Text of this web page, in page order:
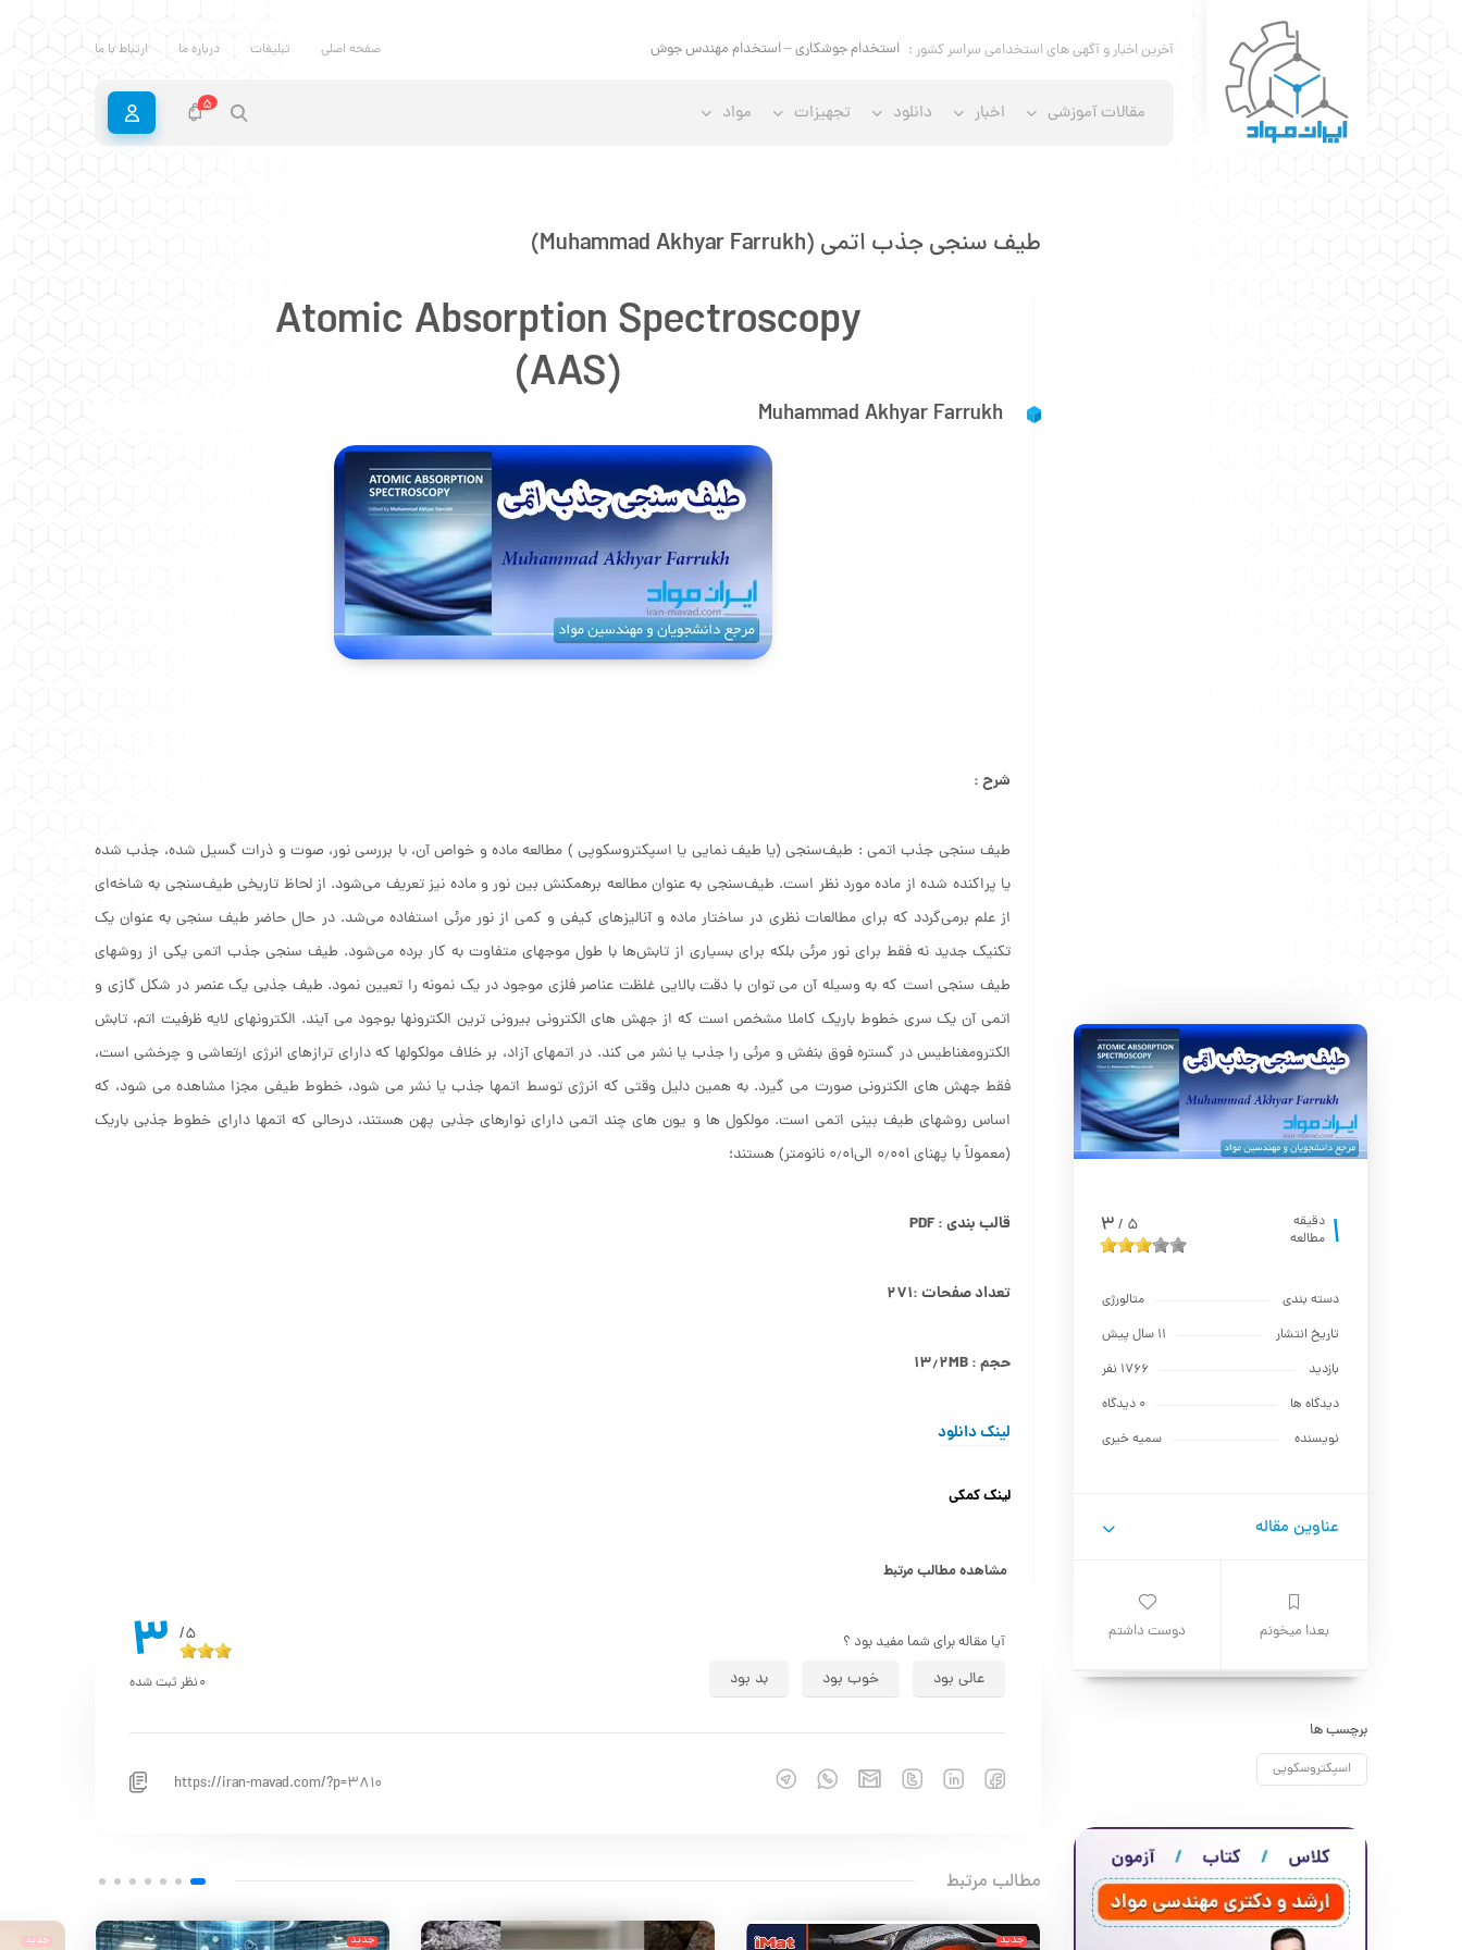
آخرین اخبار و آگهی های استخدامی سراسر کشور : استخدام جوشکاری – استخدام مهندس جوش صفحه اصلی تبلیغات درباره ما ارتباط با ما
مقالات آموزشی اخبار دانلود تجهیزات مواد 5
1 دقیقه
مطالعه
5
/
3
دسته بندی
متالورژي
تاریخ انتشار
11 سال پیش
بازدید
1766 نفر
دیدگاه ها
0 دیدگاه
نویسنده
سمیه خیری
عناوین مقاله
بعدا میخونم دوست داشتم
برچسب ها
اسپکتروسکوپی
طیف سنجی جذب اتمی (Muhammad Akhyar Farrukh)
Atomic Absorption Spectroscopy
(AAS)
شرح :
طیف سنجی جذب اتمی : طیف‌سنجی (یا طیف‌ نمایی یا اسپکتروسکوپی ) مطالعه ماده و خواص آن، با بررسی نور، صوت و ذرات گسیل شده، جذب شده
یا پراکنده شده از ماده مورد نظر است. طیف‌سنجی به عنوان مطالعه برهمکنش بین نور و ماده نیز تعریف می‌شود. از لحاظ تاریخی طیف‌سنجی به شاخه‌ای
از علم برمی‌گردد که برای مطالعات نظری در ساختار ماده و آنالیزهای کیفی و کمی از نور مرئی استفاده می‌شد. در حال حاضر طیف سنجی به عنوان یک
تکنیک جدید نه فقط برای نور مرئی بلکه برای بسیاری از تابش‌ها با طول موجهای متفاوت به کار برده می‌شود. طیف سنجی جذب اتمی یکی از روشهای
طیف سنجی است که به وسیله آن می توان با دقت بالایی غلظت عناصر فلزی موجود در یک نمونه را تعیین نمود. طیف جذبی یک عنصر در شکل گازی و
اتمی آن یک سری خطوط باریک کاملا مشخص است که از جهش های الکترونی بیرونی ترین الکترونها بوجود می آیند. الکترونهای لایه ظرفیت اتم، تابش
الکترومغناطیس در گستره فوق بنفش و مرئی را جذب یا نشر می کند. در اتمهای آزاد، بر خلاف مولکولها که دارای ترازهای انرژی ارتعاشی و چرخشی است،
فقط جهش های الکترونی صورت می گیرد. به همین دلیل وقتی که انرژی توسط اتمها جذب یا نشر می شود، خطوط طیفی مجزا مشاهده می شود، که
اساس روشهای طیف بینی اتمی است. مولکول ها و یون های چند اتمی دارای نوارهای جذبی پهن هستند، درحالی که اتمها دارای خطوط جذبی باریک
(معمولاً با پهنای ۰٫۰۰۱ الی۰٫۰۱ نانومتر) هستند؛
قالب بندی : PDF
تعداد صفحات :۲۷۱
حجم :‌ ۱۳٫۲MB
لینک دانلود
لینک کمکی
مشاهده مطالب مرتبط
آیا مقاله برای شما مفید بود ؟
عالی بود خوب بود بد بود
5/
3 0نظر ثبت شده
https://iran-mavad.com/?p=3810
مطالب مرتبط
جدید جدید جدید